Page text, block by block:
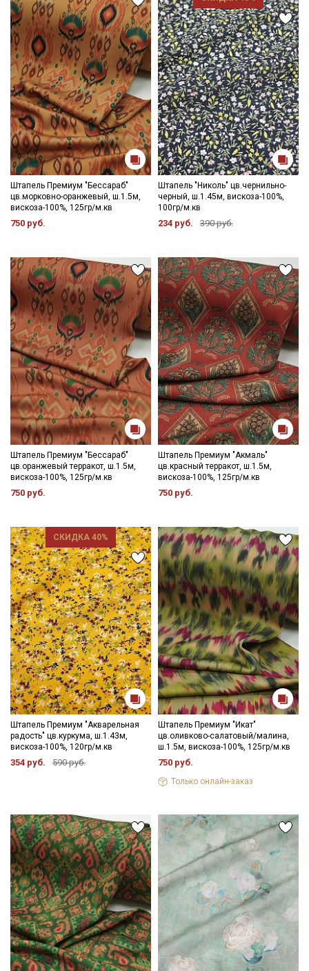
Штапель Премиум "Бессараб"
цв.морковно-оранжевый, ш.1.5м,
вискоза-100%, 125гр/м.кв
750 руб.
Штапель "Николь" цв.чернильно-
черный, ш.1.45м, вискоза-100%,
100гр/м.кв
234 руб. 390 руб.
Штапель Премиум "Бессараб"
цв.оранжевый терракот, ш.1.5м,
вискоза-100%, 125гр/м.кв
750 руб.
Штапель Премиум "Акмаль"
цв.красный терракот, ш.1.5м,
вискоза-100%, 125гр/м.кв
750 руб.
СКИДКА 40%
Штапель Премиум "Акварельная
радость" цв.куркума, ш.1.43м,
вискоза-100%, 120гр/м.кв
354 руб. 590 руб.
Штапель Премиум "Икат"
цв.оливково-салатовый/малина,
ш.1.5м, вискоза-100%, 125гр/м.кв
750 руб.
Только онлайн-заказ